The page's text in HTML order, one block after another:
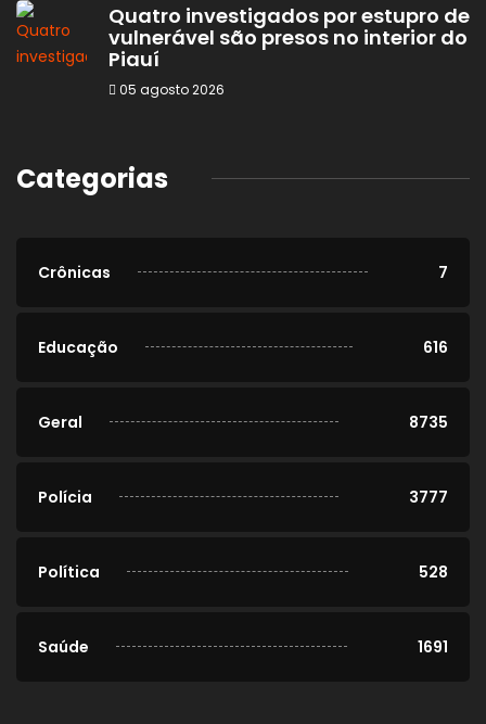
Quatro investigados por estupro de
vulnerável são presos no interior do
Piauí
05 agosto 2026
Categorias
Crônicas 7
Educação 616
Geral 8735
Polícia 3777
Política 528
Saúde 1691